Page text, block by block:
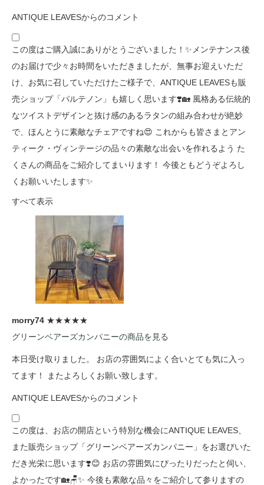
ANTIQUE LEAVESからのコメント
この度はご購入誠にありがとうございました！✨メンテナンス後
のお届けで少々お時間をいただきましたが、無事お迎えいただ
け、お気に召していただけたご様子で、ANTIQUE LEAVESも販
売ショップ「パルテノン」も嬉しく思います❣️🏡 風格ある伝統的
なツイストデザインと抜け感のあるラタンの組み合わせが絶妙
で、ほんとうに素敵なチェアですね😍 これからも皆さまとアン
ティーク・ヴィンテージの品々の素敵な出会いを作れるよう た
くさんの商品をご紹介してまいります！ 今後ともどうぞよろし
くお願いいたします✨
すべて表示
morry74 ★★★★★
グリーンベアーズカンパニーの商品を見る
本日受け取りました。 お店の雰囲気によく合いとても気に入っ
てます！ またよろしくお願い致します。
ANTIQUE LEAVESからのコメント
この度は、お店の開店という特別な機会にANTIQUE LEAVES、
また販売ショップ「グリーンベアーズカンパニー」をお選びいた
だき光栄に思います❣️😊 お店の雰囲気にぴったりだったと伺い、
よかったです🏡🪑✨ 今後も素敵な品々をご紹介して参りますの